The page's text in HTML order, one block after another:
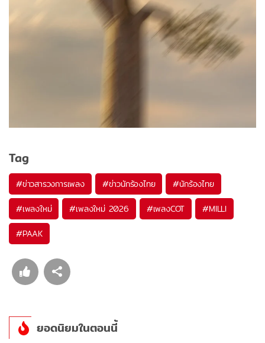
Tag
#ข่าวสารวงการเพลง #ข่าวนักร้องไทย #นักร้องไทย
#เพลงใหม่ #เพลงใหม่ 2026 #เพลงCOT #MILLI
#PAAK
ยอดนิยมในตอนนี้